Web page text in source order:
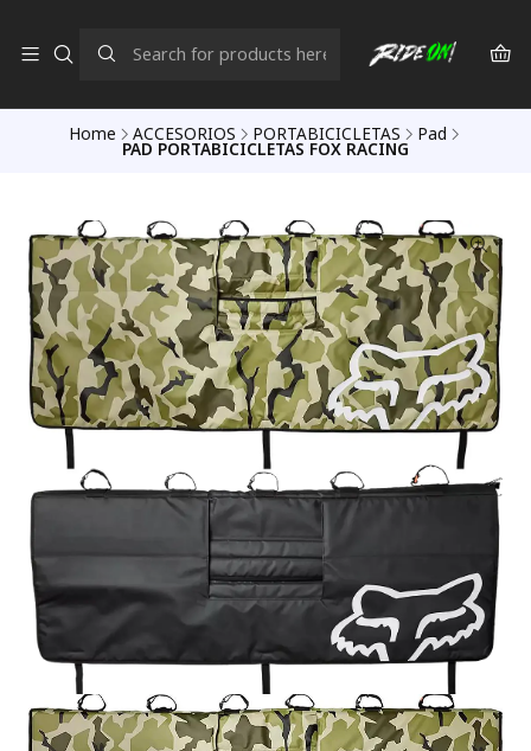
Home ACCESORIOS PORTABICICLETAS Pad
PAD PORTABICICLETAS FOX RACING